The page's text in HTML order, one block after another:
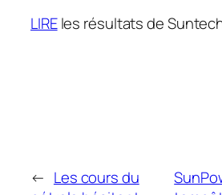
LIREles résultats de
← Les cours du